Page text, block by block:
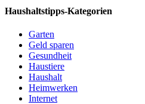
Haushaltstipps-Kategorien
Garten
Geld sparen
Gesundheit
Haustiere
Haushalt
Heimwerken
Internet